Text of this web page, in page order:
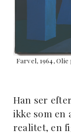
Farvel, 1964,
Han ser
ikke som en
realitet, en